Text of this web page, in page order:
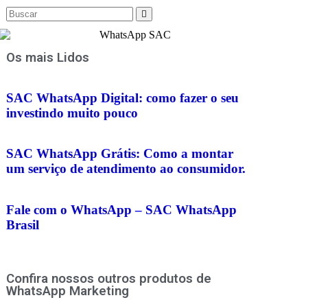
Os mais Lidos
SAC WhatsApp Digital: como fazer o seu
investindo muito pouco
SAC WhatsApp Grátis: Como a montar
um serviço de atendimento ao consumidor.
Fale com o WhatsApp – SAC WhatsApp
Brasil
Confira nossos outros produtos de
WhatsApp Marketing